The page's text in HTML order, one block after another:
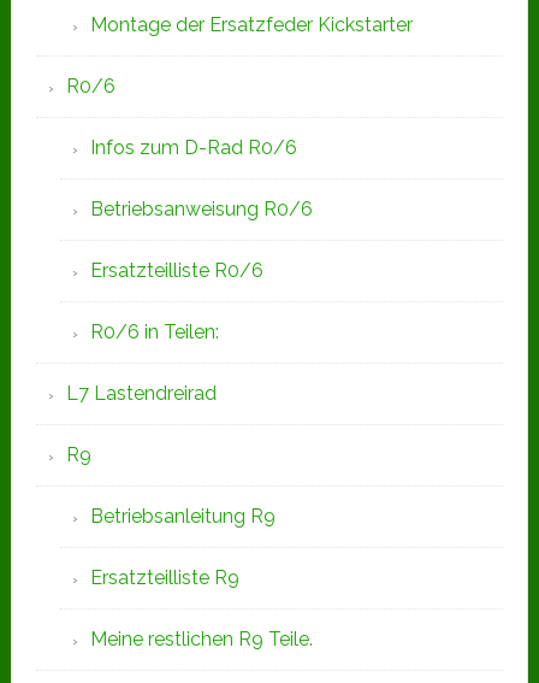
Montage der Ersatzfeder Kickstarter
R0/6
Infos zum D-Rad R0/6
Betriebsanweisung R0/6
Ersatzteilliste R0/6
R0/6 in Teilen:
L7 Lastendreirad
R9
Betriebsanleitung R9
Ersatzteilliste R9
Meine restlichen R9 Teile.